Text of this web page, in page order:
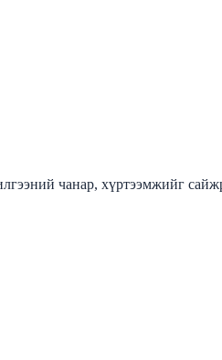
чанар, хүртээмжийг